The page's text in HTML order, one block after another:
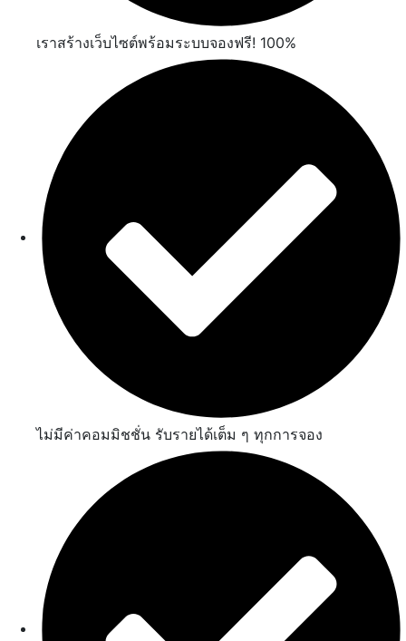
เราสร้างเว็บไซต์พร้อมระบบจองฟรี! 100%
ไม่มีค่าคอมมิชชั่น รับรายได้เต็ม ๆ ทุกการจอง